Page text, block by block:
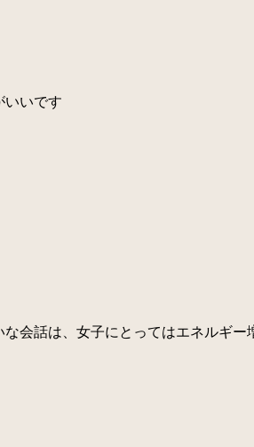
いいです
話は、女子にとってはエネルギ